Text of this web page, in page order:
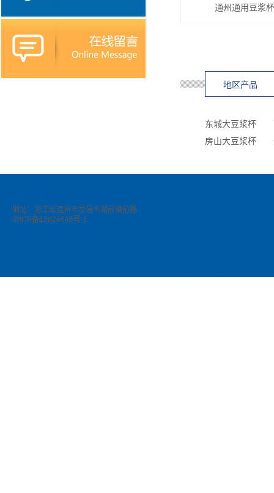
通州通用豆浆杯
地区产品
东城大豆浆杯
房山大豆浆杯
地址：浙江省温州市龙港市湖前镇前路
浙ICP备12024646号-1